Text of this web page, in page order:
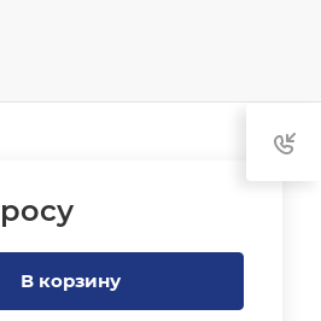
росу
В корзину